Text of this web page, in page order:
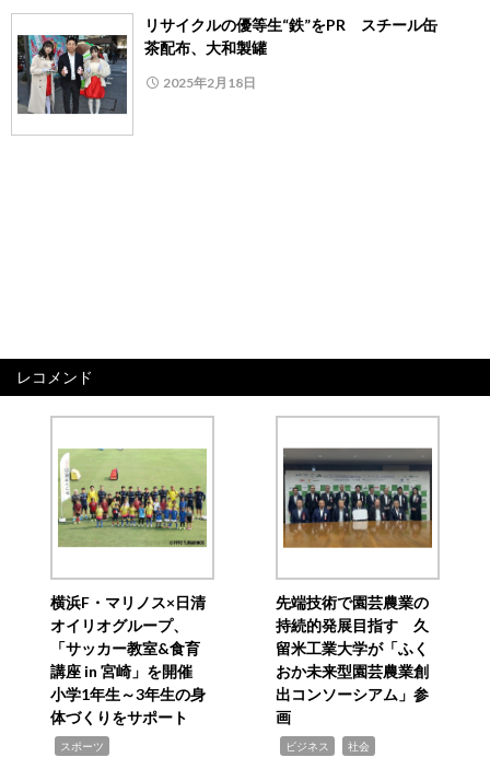
リサイクルの優等生“鉄”をPR スチール缶
茶配布、大和製罐
2025年2月18日
レコメンド
横浜F・マリノス×日清
オイリオグループ、
「サッカー教室&食育
講座 in 宮崎」を開催
小学1年生～3年生の身
体づくりをサポート
スポーツ
先端技術で園芸農業の
持続的発展目指す 久
留米工業大学が「ふく
おか未来型園芸農業創
出コンソーシアム」参
画
ビジネス 社会